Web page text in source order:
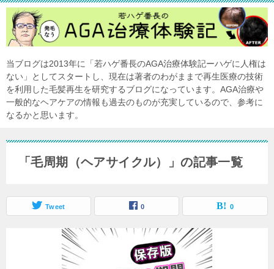
当ブログは2013年に「若ハゲ番長のAGA治療体験記ーハゲに人権は
ない」としてスタートし、現在は著者のわがままで再生医療の技術
を利用した毛髪再生を研究するブログになっています。AGA治療や
一般的なヘアケアの情報も過去のものが充実しているので、参考に
なるかと思います。
「毛周期（ヘアサイクル）」の記事一覧
Tweet 0 0